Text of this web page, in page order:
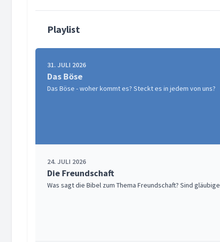
Playlist
31. JULI 2026
Das Böse
Das Böse - woher kommt es? Steckt es in jedem von uns?
24. JULI 2026
Die Freundschaft
Was sagt die Bibel zum Thema Freundschaft? Sind